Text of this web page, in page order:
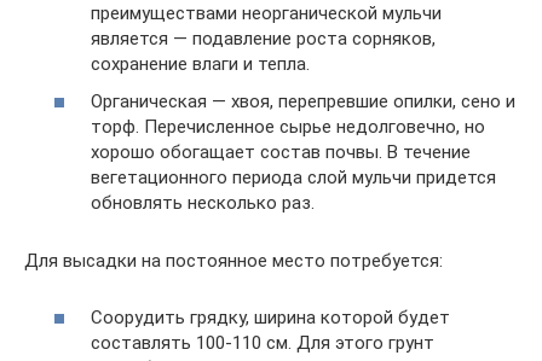
преимуществами неорганической мульчи
является — подавление роста сорняков,
сохранение влаги и тепла.
Органическая — хвоя, перепревшие опилки, сено и
торф. Перечисленное сырье недолговечно, но
хорошо обогащает состав почвы. В течение
вегетационного периода слой мульчи придется
обновлять несколько раз.
Для высадки на постоянное место потребуется:
Соорудить грядку, ширина которой будет
составлять 100-110 см. Для этого грунт